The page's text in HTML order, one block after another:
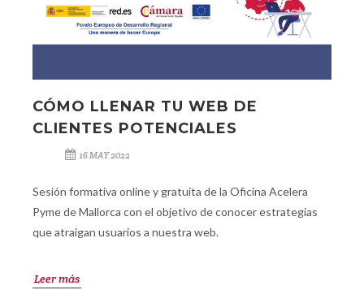
CÓMO LLENAR TU WEB DE
CLIENTES POTENCIALES
16 MAY 2022
Sesión formativa online y gratuita de la Oficina Acelera
Pyme de Mallorca con el objetivo de conocer estrategias
que atraigan usuarios a nuestra web.
Leer más